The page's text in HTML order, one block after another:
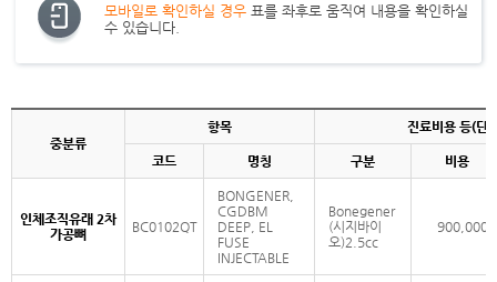
모바일로 확인하실 경우 표를 좌후로 움직여 내용을 확인하실
수 있습니다.
중분류
항목 진료비용 등(단
코드 명칭 구분 비용
인체조직유래 2차
가공뼈
BC0102QT
BONGENER,
CGDBM
DEEP, EL
FUSE
INJECTABLE
Bonegener
(시지바이
오)2.5cc
900,000